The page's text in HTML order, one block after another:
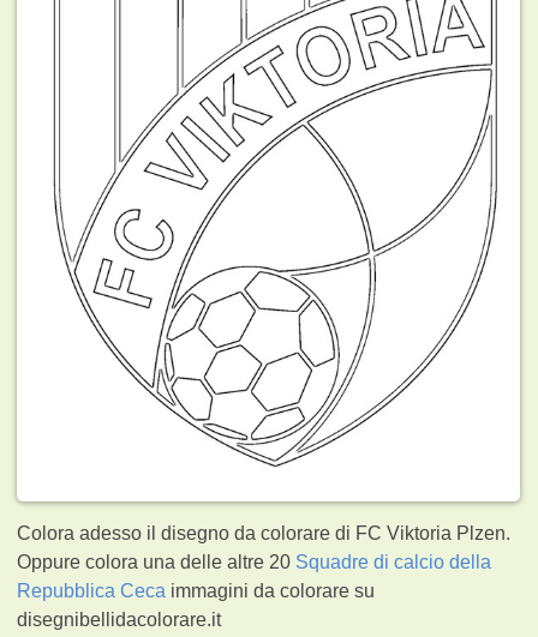
Colora adesso il disegno da colorare di FC Viktoria Plzen.
Oppure colora una delle altre 20 Squadre di calcio della
Repubblica Ceca immagini da colorare su
disegnibellidacolorare.it